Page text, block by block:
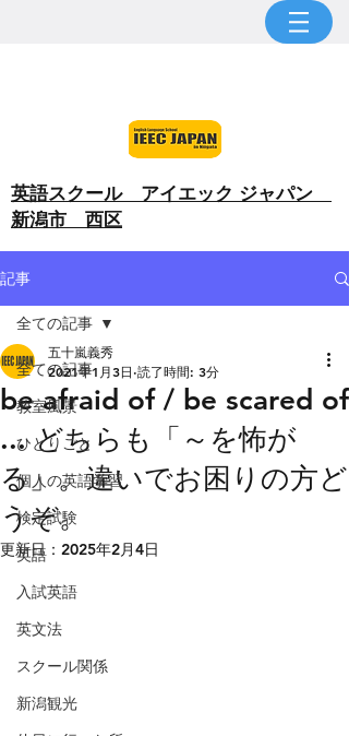
​英語スクール アイエック ジャパン
新潟市 西区
記事
全ての記事
教室風景
ひとりごと
個人の英語学習
検定試験
英語
入試英語
英文法
スクール関係
新潟観光
全ての記事
be afraid of / be scared of
... どちらも「～を怖が
る」。違いでお困りの方ど
うぞ。
五十嵐義秀
2021年1月3日 読了時間: 3分
更新日： 2025年2月4日